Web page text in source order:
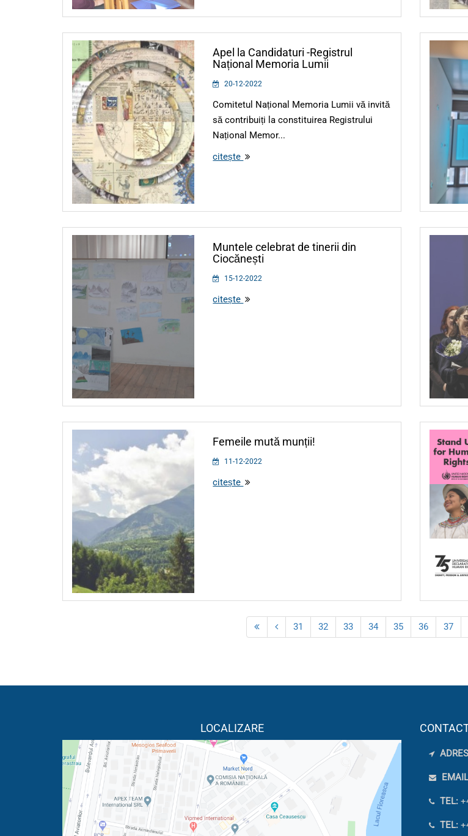
Apel la Candidaturi -Registrul
Național Memoria Lumii
20-12-2022
Comitetul Național Memoria Lumii vă invită
să contribuiți la constituirea Registrului
Național Memor...
citește
Muntele celebrat de tinerii din
Ciocănești
15-12-2022
citește
Femeile mută munții!
11-12-2022
citește
31 32 33 34 35 36 37
LOCALIZARE
TEL:
TEL: